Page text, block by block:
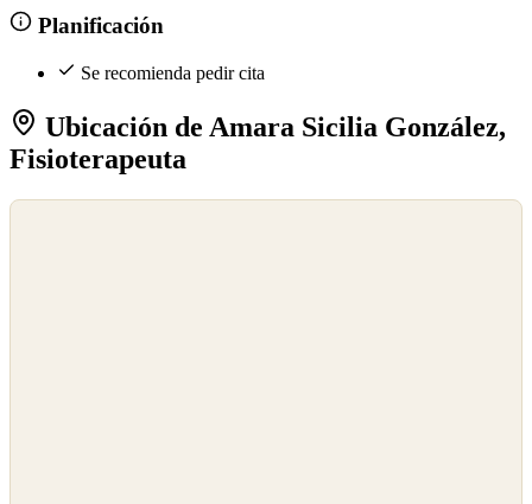
Planificación
Se recomienda pedir cita
Ubicación de Amara Sicilia González,
Fisioterapeuta